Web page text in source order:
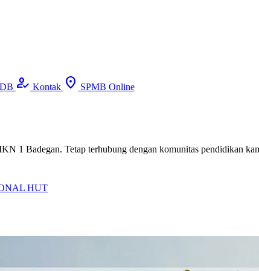
how_to_reg Kontak location_on SPMB Online
1 Badegan. Tetap terhubung dengan komunitas pendidikan
HUT